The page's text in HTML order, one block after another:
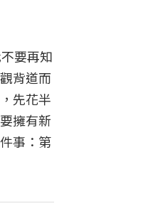
要再知
背道而
先花半
擁有新
事：第